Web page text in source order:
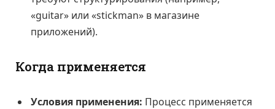
«guitar» или «stickman» в магазине
приложений).
Когда применяется
Условия применения: Процесс применяется